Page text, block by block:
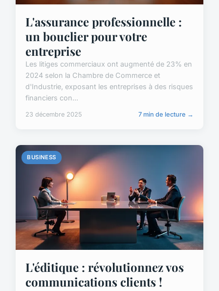
L'assurance professionnelle :
un bouclier pour votre
entreprise
Les litiges commerciaux ont augmenté de 23% en
2024 selon la Chambre de Commerce et
d'Industrie, exposant les entreprises à des risques
financiers con...
23 décembre 2025 7 min de lecture →
BUSINESS
L'éditique : révolutionnez vos
communications clients !